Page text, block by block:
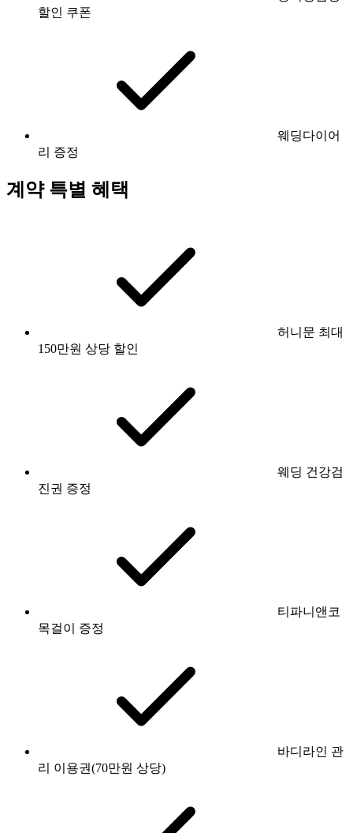
할인 쿠폰
웨딩다이어
리 증정
계약 특별 혜택
허니문 최대
150만원 상당 할인
웨딩 건강검
진권 증정
티파니앤코
목걸이 증정
바디라인 관
리 이용권(70만원 상당)